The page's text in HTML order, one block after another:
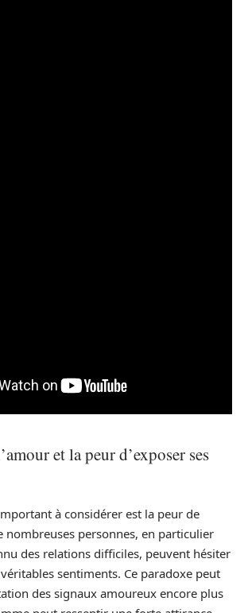
et la peur d’exposer ses
à considérer est la peur de
nombreuses personnes, en particulier
des relations difficiles, peuvent hésiter
sentiments. Ce paradoxe peut
des signaux amoureux encore plus